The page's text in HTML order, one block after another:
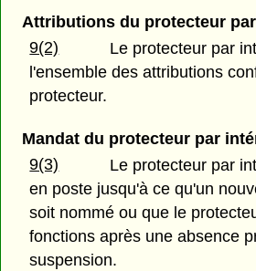
Attributions du protecteur
9(2)
Le protecteur par
l'ensemble des attributions
protecteur.
Mandat du protecteur par
9(3)
Le protecteur par
en poste jusqu'à ce qu'un
soit nommé ou que le
fonctions après une absence
suspension.